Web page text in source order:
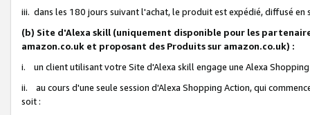
iii. dans les 180 jours suivant l'achat, le produit est expédié, diffusé
(b) Site d'Alexa skill (uniquement disponible pour les
amazon.co.uk et proposant des Produits sur amazon.co.uk) :
i. un client utilisant votre Site d'Alexa skill engage une Alexa
ii. au cours d'une seule session d'Alexa Shopping Action, qui
soit :